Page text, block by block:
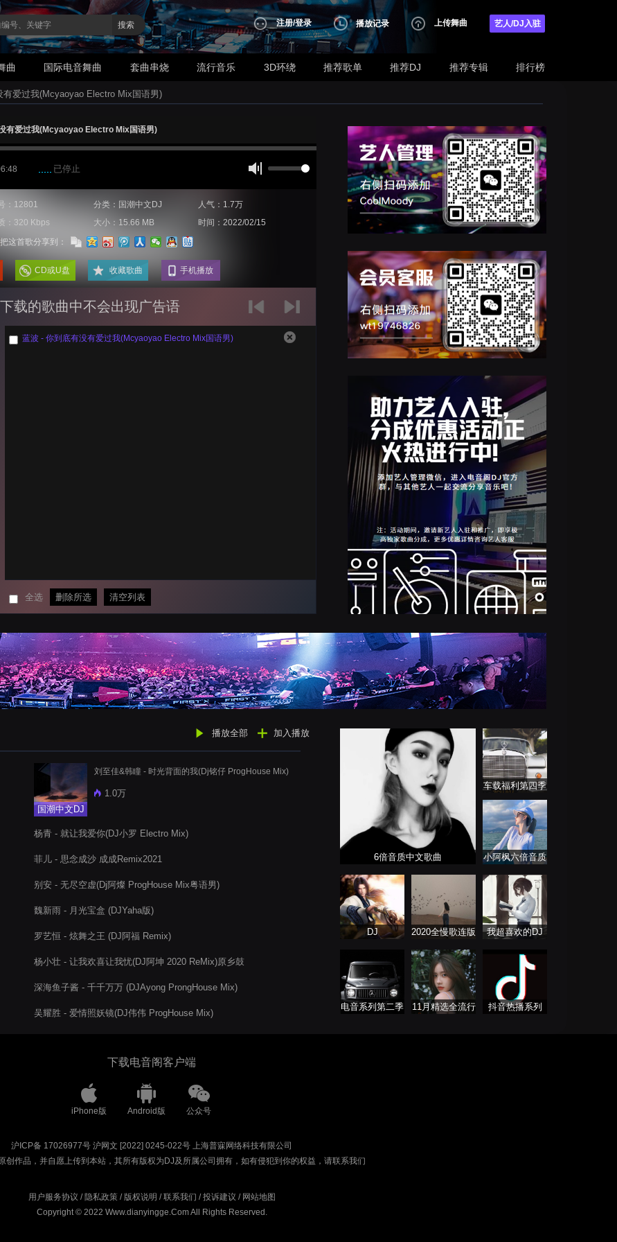
搜索 注册/登录 播放记录 上传舞曲 艺人/DJ入驻
曲 国际电音舞曲 套曲串烧 流行音乐 3D环绕 推荐歌单 推荐DJ 推荐专辑 排行榜
有爱过我(Mcyaoyao Electro Mix国语男)
有爱过我(Mcyaoyao Electro Mix国语男)
已停止
：12801 分类：国潮中文DJ
人气：1.7万
：320 Kbps
大小：15.66 MB
时间：2022/02/15
把这首歌分享到：
CD或U盘 收藏歌曲 手机播放
载的歌曲中不会出现广告语
蓝波 - 你到底有没有爱过我(Mcyaoyao Electro Mix国语男)
全选 删除所选 清空列表
播放全部 加入播放
国潮中文DJ
刘至佳&韩瞳 - 时光背面的我(Dj铭仔 ProgHouse Mix)
1.0万
杨青 - 就让我爱你(DJ小罗 Electro Mix)
菲儿 - 思念成沙 成成Remix2021
别安 - 无尽空虚(Dj阿燦 ProgHouse Mix粤语男)
魏新雨 - 月光宝盒 (DJYaha版)
罗艺恒 - 炫舞之王 (DJ阿福 Remix)
杨小壮 - 让我欢喜让我忧(DJ阿坤 2020 ReMix)原乡鼓
深海鱼子酱 - 千千万万 (DJAyong ProngHouse Mix)
吴耀胜 - 爱情照妖镜(DJ伟伟 ProgHouse Mix)
6倍音质中文歌曲
车载福利第四季
小阿枫六倍音质
DJ
2020全慢歌连版
我超喜欢的DJ
电音系列第二季
11月精选全流行
抖音热播系列
下载电音阁客户端
iPhone版 Android版 公众号
沪ICP备 17026977号 沪网文 [2022] 0245-022号 上海普寐网络科技有限公司
创作品，并自愿上传到本站，其所有版权为DJ及所属公司拥有，如有侵犯到你的权益，请联系我们
用户服务协议 / 隐私政策/ 版权说明 /联系我们 /投诉建议 / 网站地图
Copyright © 2022 Www.dianyingge.Com All Rights Reserved.